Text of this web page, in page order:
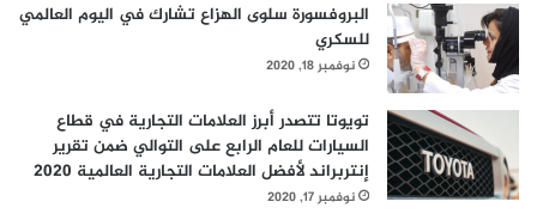
البروفسورة سلوى الهزاع تشارك في اليوم العالمي
للسكري
نوفمبر 18, 2020
تويوتا تتصدر أبرز العلامات التجارية في قطاع
السيارات للعام الرابع على التوالي ضمن تقرير
إنتربراند لأفضل العلامات التجارية العالمية 2020
نوفمبر 17, 2020